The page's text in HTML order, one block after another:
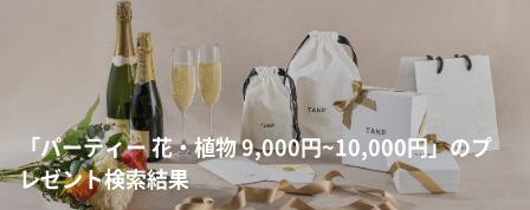
「パーティー 花・植物 9,000円~10,000円」のプ
レゼント検索結果